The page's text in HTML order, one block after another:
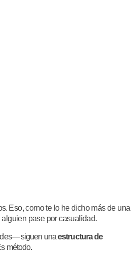
Eso, como te lo he dicho más de una
pase por casualidad.
siguen unaestructura de
método.